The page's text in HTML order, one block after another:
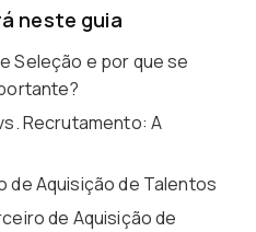
neste guia
Seleção e por que se
Recrutamento: A
Aquisição de Talentos
de Aquisição de